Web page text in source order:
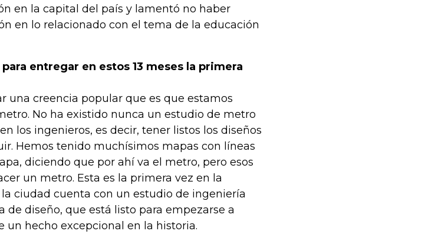
en la capital del país y lamentó no haber
en lo relacionado con el tema de la educación
entregar en estos 13 meses la primera
una creencia popular que es que estamos
No ha existido nunca un estudio de metro
los ingenieros, es decir, tener listos los diseños
Hemos tenido muchísimos mapas con líneas
diciendo que por ahí va el metro, pero esos
un metro. Esta es la primera vez en la
ciudad cuenta con un estudio de ingeniería
de diseño, que está listo para empezarse a
un hecho excepcional en la historia.